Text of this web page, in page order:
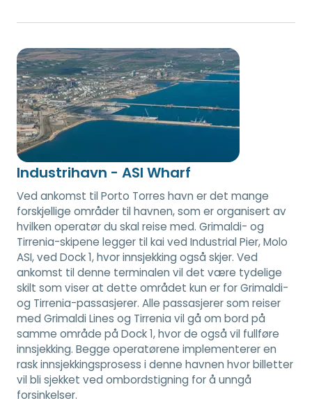
Industrihavn - ASI Wharf
Ved ankomst til Porto Torres havn er det mange
forskjellige områder til havnen, som er organisert av
hvilken operatør du skal reise med. Grimaldi- og
Tirrenia-skipene legger til kai ved Industrial Pier, Molo
ASI, ved Dock 1, hvor innsjekking også skjer. Ved
ankomst til denne terminalen vil det være tydelige
skilt som viser at dette området kun er for Grimaldi-
og Tirrenia-passasjerer. Alle passasjerer som reiser
med Grimaldi Lines og Tirrenia vil gå om bord på
samme område på Dock 1, hvor de også vil fullføre
innsjekking. Begge operatørene implementerer en
rask innsjekkingsprosess i denne havnen hvor billetter
vil bli sjekket ved ombordstigning for å unngå
forsinkelser.